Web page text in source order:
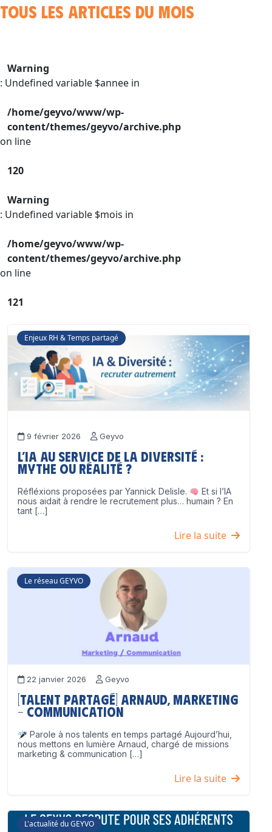
Tous les articles du mois
Warning
: Undefined variable $annee in
/home/geyvo/www/wp-
content/themes/geyvo/archive.php
on line
120
Warning
: Undefined variable $mois in
/home/geyvo/www/wp-
content/themes/geyvo/archive.php
on line
121
Enjeux RH & Temps partagé
9 février 2026 Geyvo
L’IA au service de la diversité :
mythe ou réalité ?
Réfléxions proposées par Yannick Delisle.
Et si l’IA
nous aidait à rendre le recrutement plus… humain ? En
tant […]
Lire la suite
Le réseau GEYVO
22 janvier 2026 Geyvo
[Talent partagé] Arnaud, Marketing
– Communication
Parole à nos talents en temps partagé Aujourd’hui,
nous mettons en lumière Arnaud, chargé de missions
marketing & communication […]
Lire la suite
L'actualité du GEYVO